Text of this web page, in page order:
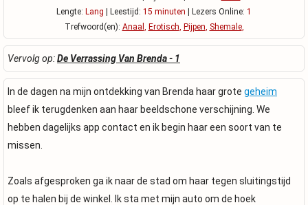
Lengte: Lang | Leestijd: 15 minuten | Lezers Online: 1
Trefwoord(en): Anaal , Erotisch, Pijpen, Shemale,
Vervolg op:De Verrassing Van Brenda - 1
In de dagen na mijn ontdekking van Brenda haar grote geheim
bleef ik terugdenken aan haar beeldschone verschijning. We
hebben dagelijks app contact en ik begin haar een soort van te
missen.
Zoals afgesproken ga ik naar de stad om haar tegen sluitingstijd
op te halen bij de winkel. Ik sta met mijn auto om de hoek